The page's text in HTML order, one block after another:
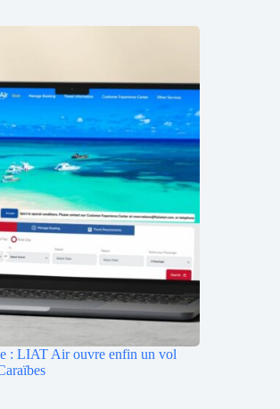
: LIAT Air ouvre enfin un vol